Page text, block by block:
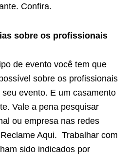
Confira.
sobre os profissionais
de evento você tem que
sobre os profissionais
evento. E um casamento
Vale a pena pesquisar
ou empresa nas redes
Aqui. Trabalhar com
sido indicados por